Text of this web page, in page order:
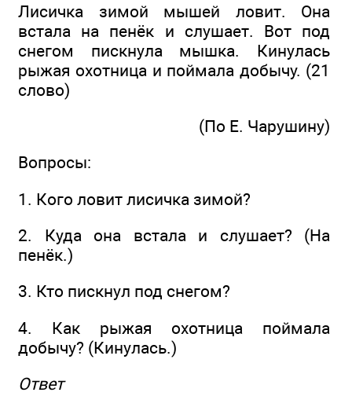
Лисичка зимой мышей ловит. Она
встала на пенёк и слушает. Вот под
снегом пискнула мышка. Кинулась
рыжая охотница и поймала добычу. (21
слово)
(По Е. Чарушину)
Вопросы:
1. Кого ловит лисичка зимой?
2. Куда она встала и слушает? (На
пенёк.)
3. Кто пискнул под снегом?
4. Как рыжая охотница поймала
добычу? (Кинулась.)
Ответ